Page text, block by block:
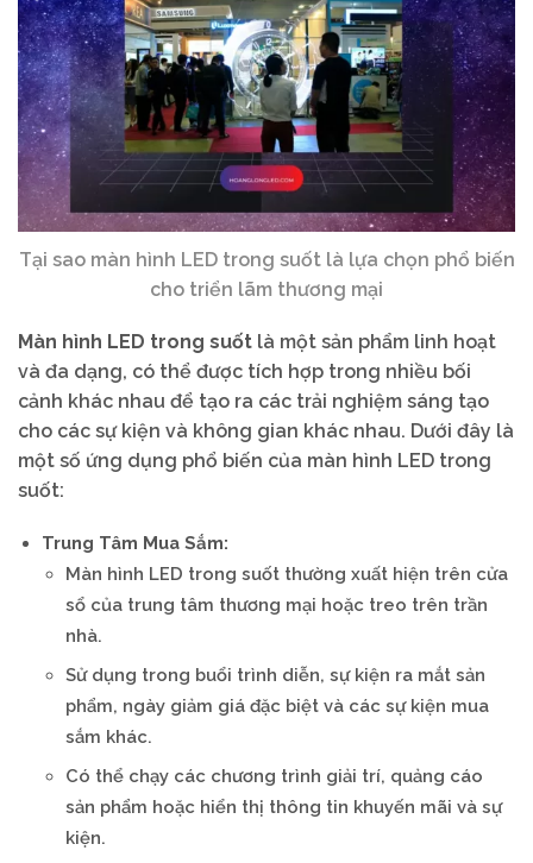
Tại sao màn hình LED trong suốt là lựa chọn phổ biến
cho triển lãm thương mại
Màn hình LED trong suốt là một sản phẩm linh hoạt
và đa dạng, có thể được tích hợp trong nhiều bối
cảnh khác nhau để tạo ra các trải nghiệm sáng tạo
cho các sự kiện và không gian khác nhau. Dưới đây là
một số ứng dụng phổ biến của màn hình LED trong
suốt:
Trung Tâm Mua Sắm:
Màn hình LED trong suốt thường xuất hiện trên cửa
sổ của trung tâm thương mại hoặc treo trên trần
nhà.
Sử dụng trong buổi trình diễn, sự kiện ra mắt sản
phẩm, ngày giảm giá đặc biệt và các sự kiện mua
sắm khác.
Có thể chạy các chương trình giải trí, quảng cáo
sản phẩm hoặc hiển thị thông tin khuyến mãi và sự
kiện.